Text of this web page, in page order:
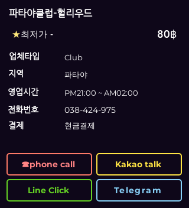
파타야클럽-헐리우드
★최저가 - 80฿
업체타입
Club
지역
파타야
영업시간
PM21:00 ~ AM02:00
전화번호
038-424-975
​결제 현금결제
☎phone call Kakao talk
Line Click Telegram